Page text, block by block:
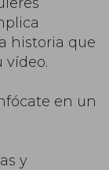
historia que
vídeo.
en un
y